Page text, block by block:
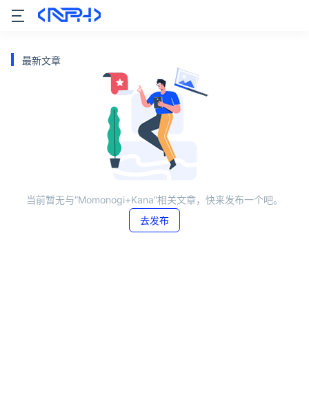
最新文章
当前暂无与“Momonogi+Kana”相关文章，快来发布一个吧。
去发布